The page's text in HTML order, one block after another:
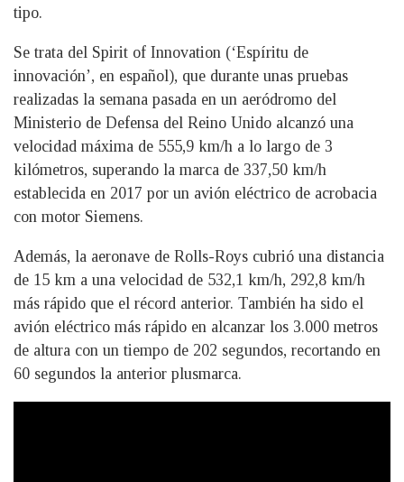
tipo.
Se trata del Spirit of Innovation (‘Espíritu de
innovación’, en español), que durante unas pruebas
realizadas la semana pasada en un aeródromo del
Ministerio de Defensa del Reino Unido alcanzó una
velocidad máxima de 555,9 km/h a lo largo de 3
kilómetros, superando la marca de 337,50 km/h
establecida en 2017 por un avión eléctrico de acrobacia
con motor Siemens.
Además, la aeronave de Rolls-Roys cubrió una distancia
de 15 km a una velocidad de 532,1 km/h, 292,8 km/h
más rápido que el récord anterior. También ha sido el
avión eléctrico más rápido en alcanzar los 3.000 metros
de altura con un tiempo de 202 segundos, recortando en
60 segundos la anterior plusmarca.